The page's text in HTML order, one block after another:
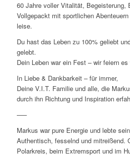
60 Jahre voller Vitalität, Begeisterung,
Vollgepackt mit sportlichen
leise.
Du hast das Leben zu 100% geliebt
gelebt.
Dein Leben war ein Fest – wir feiern es
In Liebe & Dankbarkeit – für immer,
Deine V.I.T. Familie und alle, die
durch ihn Richtung und Inspiration
—–
Markus war pure Energie und lebte
Authentisch, fesselnd und mitreißend.
Polarkreis, beim Extremsport und im